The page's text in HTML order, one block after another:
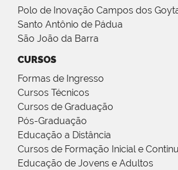
Polo de Inovação Campos dos
Santo Antônio de Pádua
São João da Barra
CURSOS
Formas de Ingresso
Cursos Técnicos
Cursos de Graduação
Pós-Graduação
Educação a Distância
Cursos de Formação Inicial e
Educação de Jovens e Adultos